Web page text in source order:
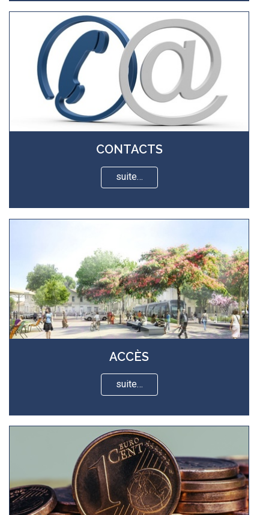
CONTACTS
suite…
ACCÈS
suite…